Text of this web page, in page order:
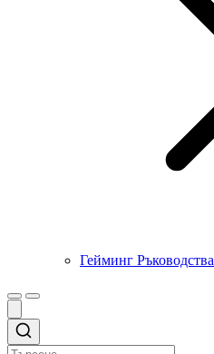
Гейминг Ръководства